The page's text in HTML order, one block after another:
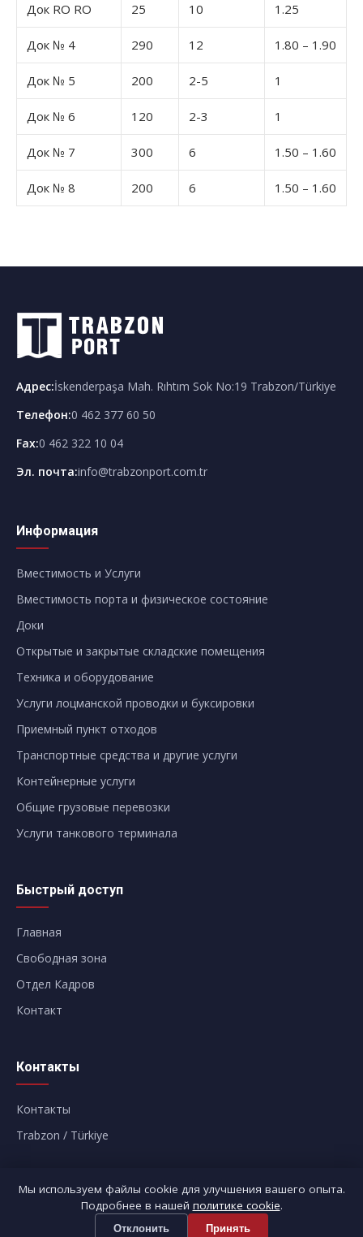
Док RO RO 25 10 1.25
Док № 4 290 12 1.80 – 1.90
Док № 5 200 2-5 1
Док № 6 120 2-3 1
Док № 7 300 6 1.50 – 1.60
Док № 8 200 6 1.50 – 1.60
Адрес:İskenderpaşa Mah. Rıhtım Sok No:19 Trabzon/Türkiye
Телефон:0 462 377 60 50
Fax:0 462 322 10 04
Эл. почта:info@trabzonport.com.tr
Информация
Вместимость и Услуги
Вместимость порта и физическое состояние
Доки
Открытые и закрытые складские помещения
Техника и оборудование
Услуги лоцманской проводки и буксировки
Приемный пункт отходов
Транспортные средства и другие услуги
Контейнерные услуги
Общие грузовые перевозки
Услуги танкового терминала
Быстрый доступ
Главная
Свободная зона
Отдел Кадров
Контакт
Контакты
Контакты
Trabzon / Türkiye
Trabzonport – Trabzon Liman İşletmeciliği A.Ş.
защищены.
Мы используем файлы cookie для улучшения вашего опыта.
Подробнее в нашей политике cookie.
Отклонить Принять